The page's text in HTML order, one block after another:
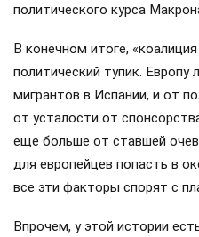
политического курса
В конечном итоге,
политический тупик.
мигрантов в Испании, и от
от усталости от
еще больше от ставшей
для европейцев попасть в
все эти факторы спорят с
Впрочем, у этой истории